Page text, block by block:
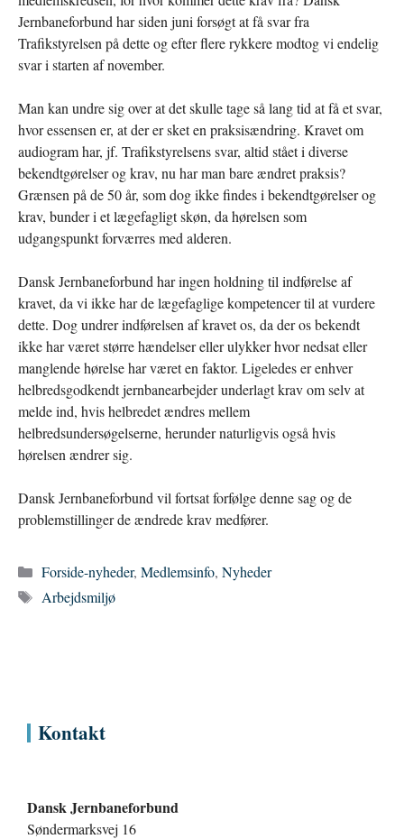
Jernbaneforbund har siden juni forsøgt at få svar fra
Trafikstyrelsen på dette og efter flere rykkere modtog vi endelig
svar i starten af november.
Man kan undre sig over at det skulle tage så lang tid at få et svar,
hvor essensen er, at der er sket en praksisændring. Kravet om
audiogram har, jf. Trafikstyrelsens svar, altid stået i diverse
bekendtgørelser og krav, nu har man bare ændret praksis?
Grænsen på de 50 år, som dog ikke findes i bekendtgørelser og
krav, bunder i et lægefagligt skøn, da hørelsen som
udgangspunkt forværres med alderen.
Dansk Jernbaneforbund har ingen holdning til indførelse af
kravet, da vi ikke har de lægefaglige kompetencer til at vurdere
dette. Dog undrer indførelsen af kravet os, da der os bekendt
ikke har været større hændelser eller ulykker hvor nedsat eller
manglende hørelse har været en faktor. Ligeledes er enhver
helbredsgodkendt jernbanearbejder underlagt krav om selv at
melde ind, hvis helbredet ændres mellem
helbredsundersøgelserne, herunder naturligvis også hvis
hørelsen ændrer sig.
Dansk Jernbaneforbund vil fortsat forfølge denne sag og de
problemstillinger de ændrede krav medfører.
Kategorier
Forside-nyheder, Medlemsinfo, Nyheder
Tags
Arbejdsmiljø
Kontakt
Dansk Jernbaneforbund
Søndermarksvej 16